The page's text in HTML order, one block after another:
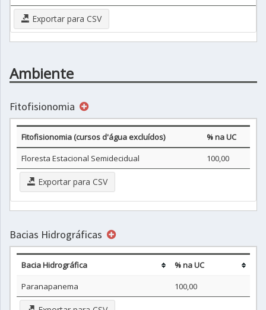
Exportar para CSV
Ambiente
Fitofisionomia
Fitofisionomia (cursos d'água excluídos)
% na UC
Floresta Estacional Semidecidual
100,00
Exportar para CSV
Bacias Hidrográficas
Bacia Hidrográfica
% na UC
Paranapanema
100,00